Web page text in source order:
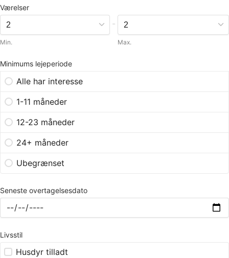
Værelser
Min.
-
Max.
Minimums lejeperiode
Alle har interesse
1-11 måneder
12-23 måneder
24+ måneder
Ubegrænset
Seneste overtagelsesdato
Livsstil
Husdyr tilladt